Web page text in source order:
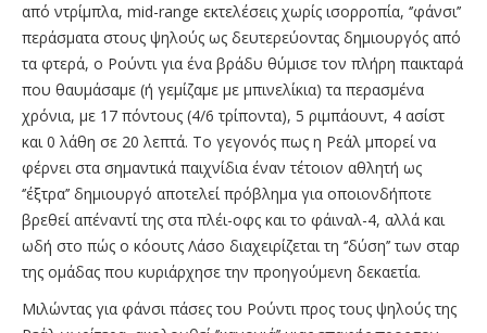
από ντρίμπλα, mid-range εκτελέσεις χωρίς ισορροπία, ‘’φάνσι’’
περάσματα στους ψηλούς ως δευτερεύοντας δημιουργός από
τα φτερά, ο Ρούντι για ένα βράδυ θύμισε τον πλήρη παικταρά
που θαυμάσαμε (ή γεμίζαμε με μπινελίκια) τα περασμένα
χρόνια, με 17 πόντους (4/6 τρίποντα), 5 ριμπάουντ, 4 ασίστ
και 0 λάθη σε 20 λεπτά. To γεγονός πως η Ρεάλ μπορεί να
φέρνει στα σημαντικά παιχνίδια έναν τέτοιον αθλητή ως
‘’έξτρα’’ δημιουργό αποτελεί πρόβλημα για οποιονδήποτε
βρεθεί απέναντί της στα πλέι-οφς και το φάιναλ-4, αλλά και
ωδή στο πώς ο κόουτς Λάσο διαχειρίζεται τη ‘’δύση’’ των σταρ
της ομάδας που κυριάρχησε την προηγούμενη δεκαετία.
Μιλώντας για φάνσι πάσες του Ρούντι προς τους ψηλούς της